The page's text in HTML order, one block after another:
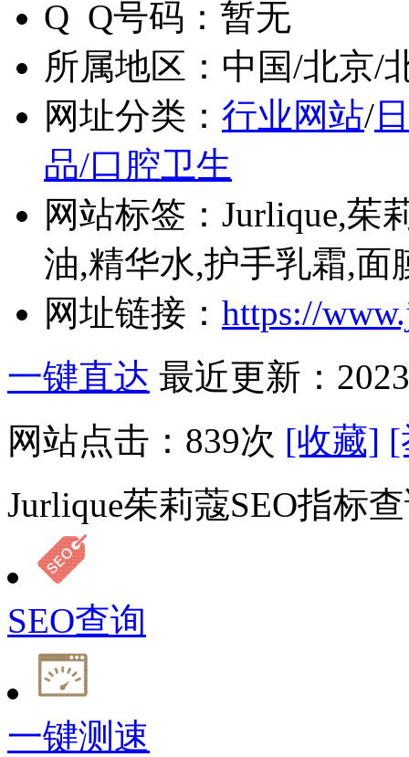
Q Q号码： 暂无
所属地区： 中国/北京/
网址分类： 行业网站/
品/口腔卫生
网站标签： Jurlique,茱
油,精华水,护手乳霜,面
网址链接： https://
一键直达 最近更新：
网站点击： 839次 [收藏] [
Jurlique茱莉蔻SEO指标
SEO查询
一键测速